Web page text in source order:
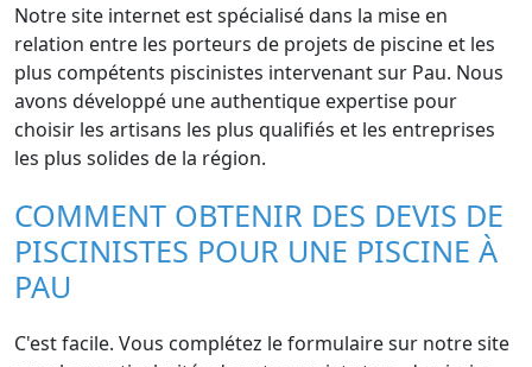
Notre site internet est spécialisé dans la mise en
relation entre les porteurs de projets de piscine et les
plus compétents piscinistes intervenant sur Pau. Nous
avons développé une authentique expertise pour
choisir les artisans les plus qualifiés et les entreprises
les plus solides de la région.
COMMENT OBTENIR DES DEVIS DE
PISCINISTES POUR UNE PISCINE À
PAU
C'est facile. Vous complétez le formulaire sur notre site